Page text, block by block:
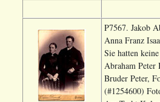
P7567. Jakob
Anna Franz
Sie hatten
Abraham Peter
Bruder Peter,
(#1254600)